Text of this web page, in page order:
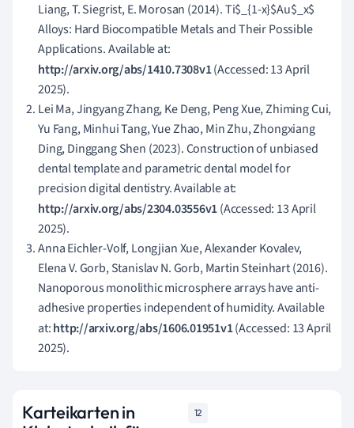
Liang, T. Siegrist, E. Morosan (2014). Ti$_{1-x}$Au$_x$
Alloys: Hard Biocompatible Metals and Their Possible
Applications. Available at:
http://arxiv.org/abs/1410.7308v1(Accessed: 13 April
2025).
Lei Ma, Jingyang Zhang, Ke Deng, Peng Xue, Zhiming Cui,
Yu Fang, Minhui Tang, Yue Zhao, Min Zhu, Zhongxiang
Ding, Dinggang Shen (2023). Construction of unbiased
dental template and parametric dental model for
precision digital dentistry. Available at:
http://arxiv.org/abs/2304.03556v1(Accessed: 13 April
2025).
Anna Eichler-Volf, Longjian Xue, Alexander Kovalev,
Elena V. Gorb, Stanislav N. Gorb, Martin Steinhart (2016).
Nanoporous monolithic microsphere arrays have anti-
adhesive properties independent of humidity. Available
at:http://arxiv.org/abs/1606.01951v1(Accessed: 13 April
2025).
Karteikarten in
12